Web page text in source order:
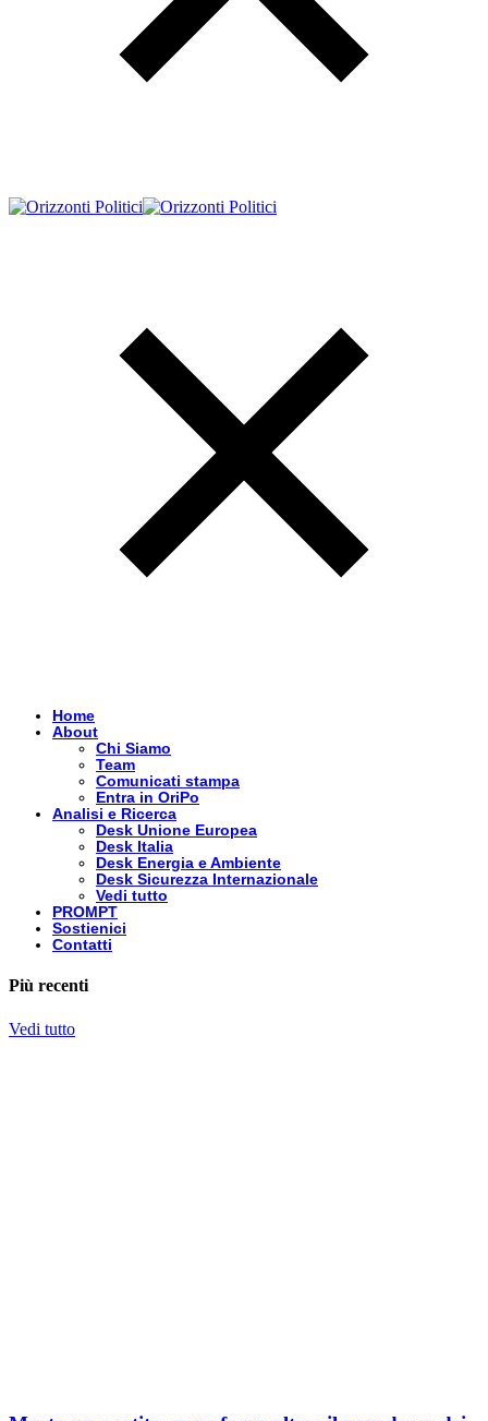
Home
About
Chi Siamo
Team
Comunicati stampa
Entra in OriPo
Analisi e Ricerca
Desk Unione Europea
Desk Italia
Desk Energia e Ambiente
Desk Sicurezza Internazionale
Vedi tutto
PROMPT
Sostienici
Contatti
Più recenti
Vedi tutto